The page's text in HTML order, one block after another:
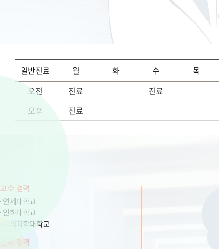
일반진료 월 화 수
목
오전
진료
진료
오후
진료
교수 경력
연세대학교
인하대학교
차의과학대학교
진료 경력